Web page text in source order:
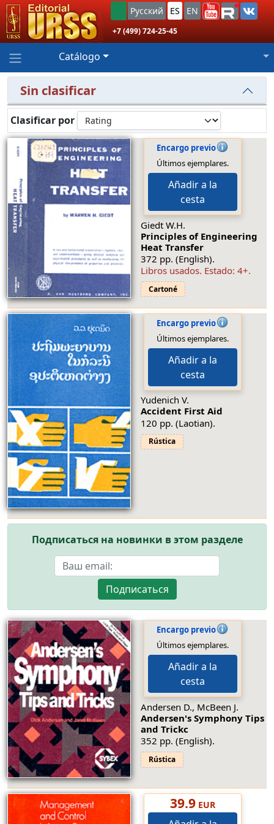
Русский ES EN
+7 (499) 724-25-45
Catálogo
Sin clasificar
Clasificar por
Encargo previo
Últimos ejemplares.
Añadir a la
cesta
Giedt W.H.
Principles of Engineering
Heat Transfer
372 pp. (English).
Libros usados. Estado: 4+.
Cartoné
Encargo previo
Últimos ejemplares.
Añadir a la
cesta
Yudenich V.
Accident First Aid
120 pp. (Laotian).
Rústica
Подписаться на новинки в этом разделе
Подписаться
Encargo previo
Últimos ejemplares.
Añadir a la
cesta
Andersen D., McBeen J.
Andersen's Symphony Tips
and Trickc
352 pp. (English).
Rústica
39.9EUR